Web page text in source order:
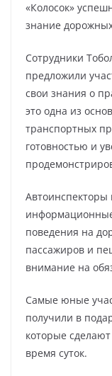
«Колосок»
знание
Сотрудники
предложили
свои знания о
это одна из
транспортных
готовностью и
поведения на
пассажиров и
внимание на
Самые юные
получили в
которые
время суток.